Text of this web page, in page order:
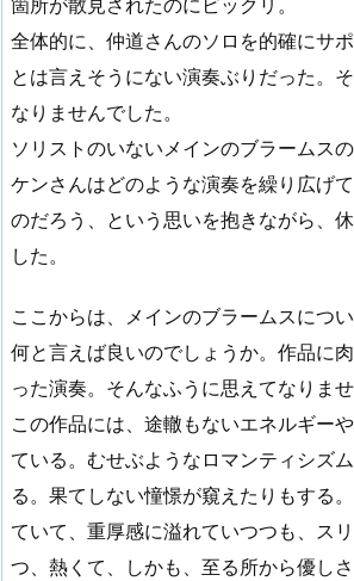
箇所が散見されたのにビックリ。
全体的に、仲道さんのソロを的確にサ
とは言えそうにない演奏ぶりだった。
なりませんでした。
ソリストのいないメインのブラームス
ケンさんはどのような演奏を繰り広げ
のだろう、という思いを抱きながら、
した。
ここからは、メインのブラームスについ
何と言えば良いのでしょうか。作品に
った演奏。そんなふうに思えてなりませ
この作品には、途轍もないエネルギー
ている。むせぶようなロマンティシズ
る。果てしない憧憬が窺えたりもする
ていて、重厚感に溢れていつつも、ス
つ、熱くて、しかも、至る所から優し